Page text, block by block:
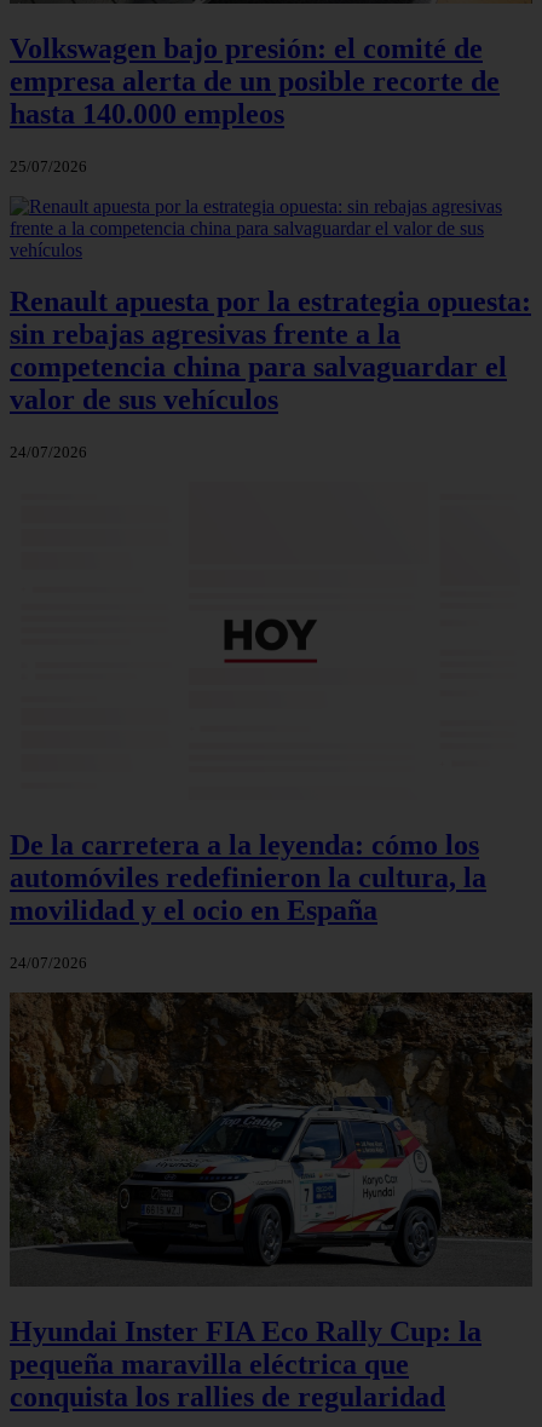
Volkswagen bajo presión: el comité de
empresa alerta de un posible recorte de
hasta 140.000 empleos
25/07/2026
Renault apuesta por la estrategia opuesta:
sin rebajas agresivas frente a la
competencia china para salvaguardar el
valor de sus vehículos
24/07/2026
De la carretera a la leyenda: cómo los
automóviles redefinieron la cultura, la
movilidad y el ocio en España
24/07/2026
Hyundai Inster FIA Eco Rally Cup: la
pequeña maravilla eléctrica que
conquista los rallies de regularidad